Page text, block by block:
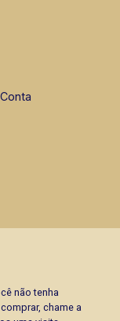
não tenha
chame a